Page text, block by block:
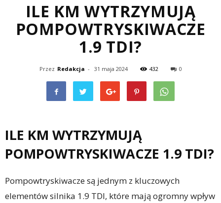
ILE KM WYTRZYMUJĄ
POMPOWTRYSKIWACZE
1.9 TDI?
Przez Redakcja - 31 maja 2024 432 0
ILE KM WYTRZYMUJĄ
POMPOWTRYSKIWACZE 1.9 TDI?
Pompowtryskiwacze są jednym z kluczowych
elementów silnika 1.9 TDI, które mają ogromny wpływ